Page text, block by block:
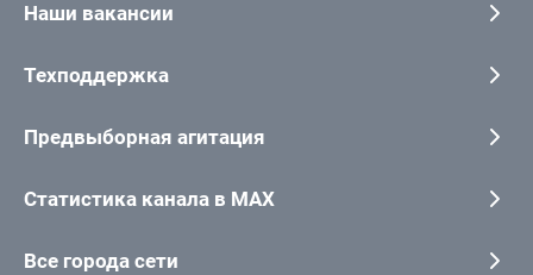
Наши вакансии
Техподдержка
Предвыборная агитация
Статистика канала в MAX
Все города сети